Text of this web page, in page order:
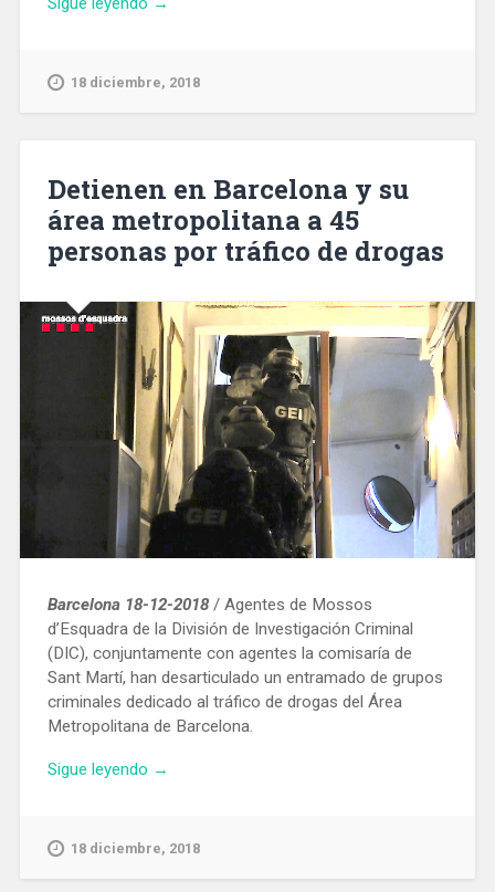
20
paradas
de
la
Fira
Reis
de
la
Gran
Vía»
18 diciembre, 2018
Detienen en Barcelona y su
área metropolitana a 45
personas por tráfico de drogas
Barcelona 18-12-2018/ Agentes de Mossos
d’Esquadra de la División de Investigación Criminal
(DIC), ​​conjuntamente con agentes la comisaría de
Sant Martí, han desarticulado un entramado de grupos
criminales dedicado al tráfico de drogas del Área
Metropolitana de Barcelona.
Sigue leyendo «Detienen
y
→
18 diciembre, 2018